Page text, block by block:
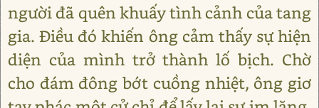
người đã quên khuấy tình cảnh của tang
gia. Điều đó khiến ông cảm thấy sự hiện
diện của mình trở thành lố bịch. Chờ
cho đám đông bớt cuồng nhiệt, ông giơ